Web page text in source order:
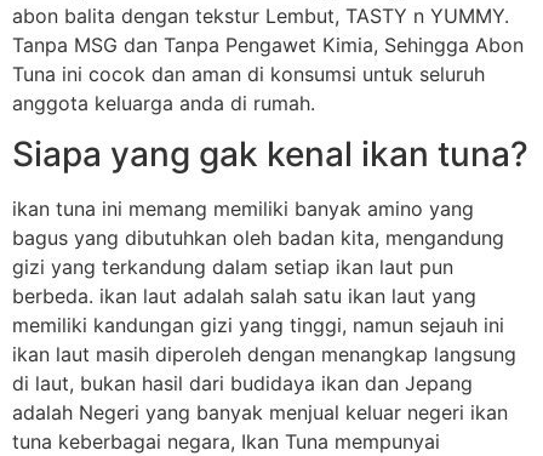
abon balita dengan tekstur Lembut, TASTY n YUMMY.
Tanpa MSG dan Tanpa Pengawet Kimia, Sehingga Abon
Tuna ini cocok dan aman di konsumsi untuk seluruh
anggota keluarga anda di rumah.
Siapa yang gak kenal ikan tuna?
ikan tuna ini memang memiliki banyak amino yang
bagus yang dibutuhkan oleh badan kita, mengandung
gizi yang terkandung dalam setiap ikan laut pun
berbeda. ikan laut adalah salah satu ikan laut yang
memiliki kandungan gizi yang tinggi, namun sejauh ini
ikan laut masih diperoleh dengan menangkap langsung
di laut, bukan hasil dari budidaya ikan dan Jepang
adalah Negeri yang banyak menjual keluar negeri ikan
tuna keberbagai negara, Ikan Tuna mempunyai